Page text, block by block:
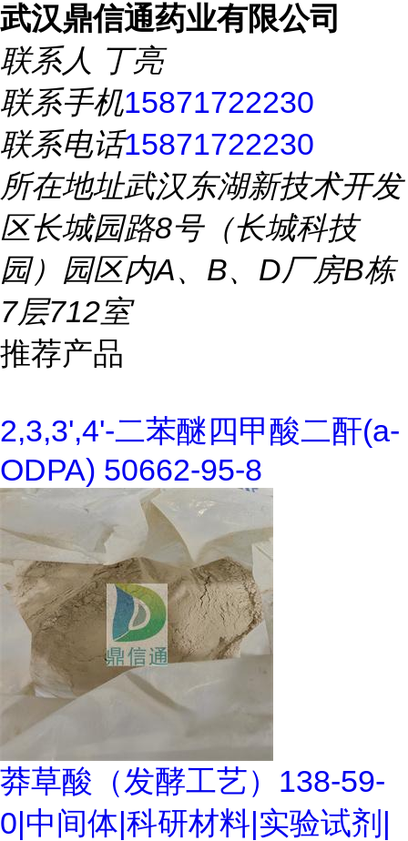
武汉鼎信通药业有限公司
联系人 丁亮
联系手机15871722230
联系电话15871722230
所在地址武汉东湖新技术开发
区长城园路8号（长城科技
园）园区内A、B、D厂房B栋
7层712室
推荐产品
2,3,3',4'-二苯醚四甲酸二酐(a-
ODPA) 50662-95-8
莽草酸（发酵工艺）138-59-
0|中间体|科研材料|实验试剂|